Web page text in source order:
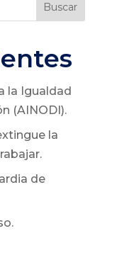
Buscar
la Igualdad
(AINODI).
la
de